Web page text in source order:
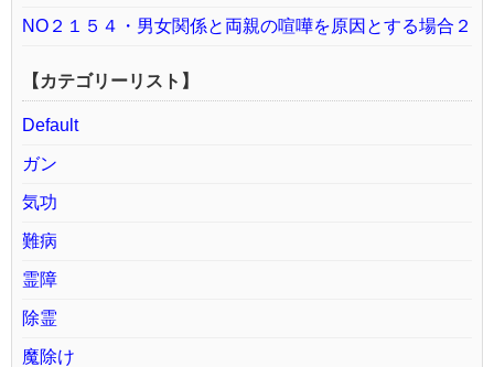
NO２１５４・男女関係と両親の喧嘩を原因とする場合２
【カテゴリーリスト】
Default
ガン
気功
難病
霊障
除霊
魔除け